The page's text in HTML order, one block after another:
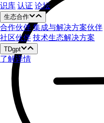
识库 认证 论坛
生态合作
合作伙伴 集成与解决方案伙伴
社区伙伴 技术生态解决方案
TDgpt
了解详情